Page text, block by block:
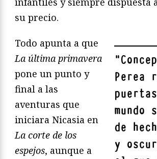
su precio.
"
Perea
mundo
de
y
Todo apunta a que
La última primavera
pone un punto y
final a las
aventuras que
iniciara Nicasia en
La corte de los
espejos, aunque a